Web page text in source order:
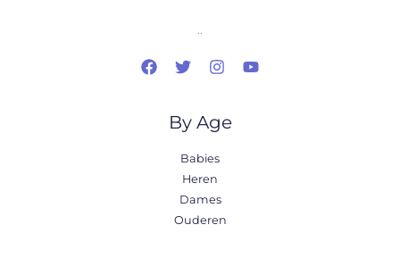
..
By Age
Babies
Heren
Dames
Ouderen